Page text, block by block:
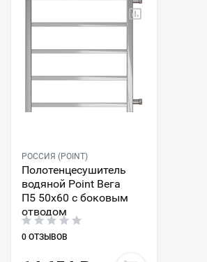
РОССИЯ (POINT)
Полотенцесушитель
водяной Point Вега
П5 50x60 с боковым
отводом
0 ОТЗЫВОВ